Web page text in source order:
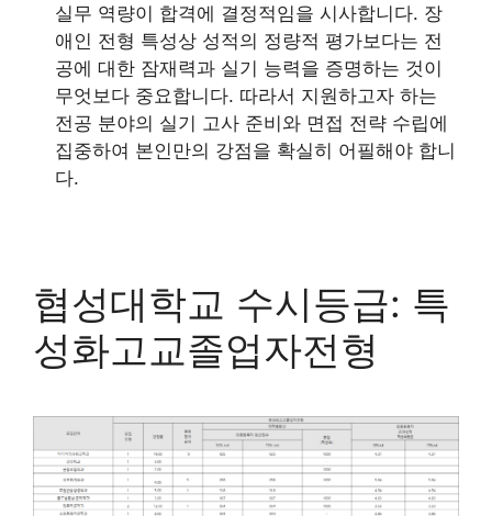
실무 역량이 합격에 결정적임을 시사합니다. 장
애인 전형 특성상 성적의 정량적 평가보다는 전
공에 대한 잠재력과 실기 능력을 증명하는 것이
무엇보다 중요합니다. 따라서 지원하고자 하는
전공 분야의 실기 고사 준비와 면접 전략 수립에
집중하여 본인만의 강점을 확실히 어필해야 합니
다.
협성대학교 수시등급: 특
성화고교졸업자전형